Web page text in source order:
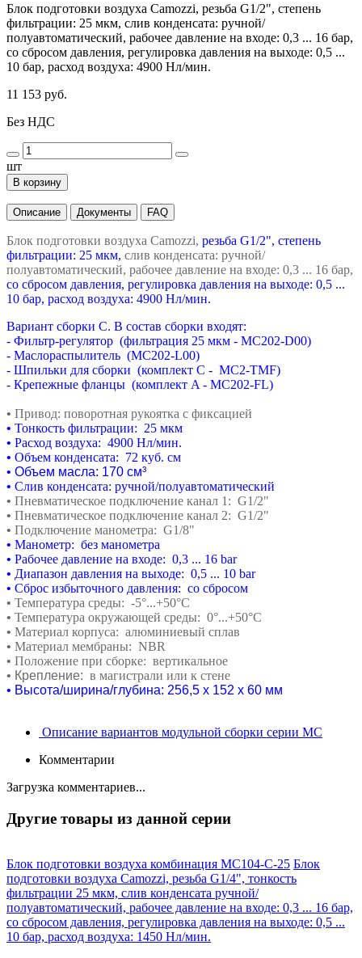
Блок подготовки воздуха Camozzi, резьба G1/2", степень
фильтрации: 25 мкм, слив конденсата: ручной/
полуавтоматический, рабочее давление на входе: 0,3 ... 16 бар,
со сбросом давления, регулировка давления на выходе: 0,5 ...
10 бар, расход воздуха: 4900 Нл/мин.
11 153 руб.
Без НДС
шт
В корзину
Описание Документы FAQ
Блок подготовки воздуха Camozzi, резьба G1/2", степень
фильтрации: 25 мкм, слив конденсата: ручной/
полуавтоматический, рабочее давление на входе: 0,3 ... 16 бар,
со сбросом давления, регулировка давления на выходе: 0,5 ...
10 бар, расход воздуха: 4900 Нл/мин.
Вариант сборки C. В состав сборки входят:
- Фильтр-регулятор (фильтрация 25 мкм - MC202-D00)
- Маслораспылитель (MC202-L00)
- Шпильки для сборки (комплект C - MC2-TMF)
- Крепежные фланцы (комплект A - MC202-FL)
• Привод: поворотная рукоятка с фиксацией
• Тонкость фильтрации: 25 мкм
• Расход воздуха: 4900 Нл/мин.
• Объем конденсата: 72 куб. см
• Объем масла: 170 см³
• Слив конденсата: ручной/полуавтоматический
• Пневматическое подключение канал 1: G1/2"
• Пневматическое подключение канал 2: G1/2"
• Подключение манометра: G1/8"
• Манометр: без манометра
• Рабочее давление на входе: 0,3 ... 16 bar
• Диапазон давления на выходе: 0,5 ... 10 bar
• Сброс избыточного давления: со сбросом
• Температура среды: -5°...+50°C
• Температура окружающей среды: 0°...+50°C
• Материал корпуса: алюминиевый сплав
• Материал мембраны: NBR
• Положение при сборке: вертикальное
• Крепление: в магистрали или к стене
• Высота/ширина/глубина: 256,5 х 152 х 60 мм
Описание вариантов модульной сборки серии MC
Комментарии
Загрузка комментариев...
Другие товары из данной серии
Блок подготовки воздуха комбинация MC104-C-25 Блок
подготовки воздуха Camozzi, резьба G1/4", тонкость
фильтрации 25 мкм, слив конденсата ручной/
полуавтоматический, рабочее давление на входе: 0,3 ... 16 бар,
со сбросом давления, регулировка давления на выходе: 0,5 ...
10 бар, расход воздуха: 1450 Нл/мин.